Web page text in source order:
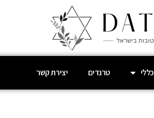
כללי טרנדים יצירת קשר